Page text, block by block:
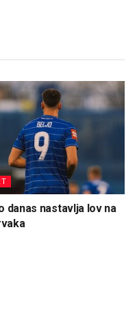
danas nastavlja lov na